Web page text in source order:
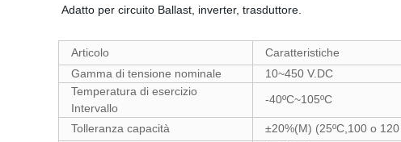
Adatto per circuito Ballast, inverter, trasduttore.
Articolo
Caratteristiche
Gamma di tensione nominale
10~450 V.DC
Temperatura di esercizio
Intervallo
-40ºC~105ºC
Tolleranza capacità ±20%(M) (25ºC,100 o